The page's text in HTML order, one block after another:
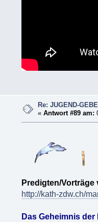
Re: JUGEND-
«Antwort #89 am:
Predigten/
http://kath-zdw.ch/
Das Geheimnis